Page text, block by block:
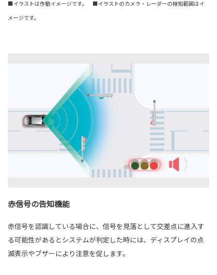
■イラストは作動イメージです。 ■イラストのカメラ・レーダーの検知範囲はイ
メージです。
赤信号の告知機能
赤信号を認識している場合に、信号を見落として交差点に進入す
る可能性があるとシステムが判定した時には、ディスプレイの点
滅表示やブザーにより注意を促します。